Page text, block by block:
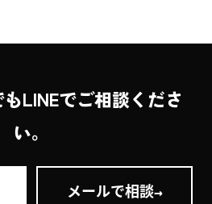
LINEでご相談くださ
い。
メールで相談→